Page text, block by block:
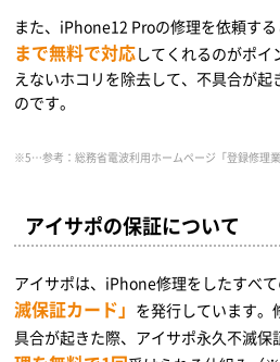
また、iPhone12 Proの修理を依頼する
まで無料で対応してくれるのがポ
えないホコリを除去して、不具合が
のです。
※5…参考：総務省電波利用ホームページ「登録修理
アイサポの保証について
アイサポは、iPhone修理をしたすべ
滅保証カード」 を発行しています。
具合が起きた際、アイサポ永久不滅保